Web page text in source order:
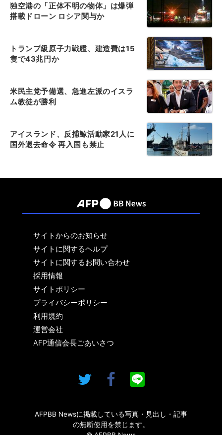
独空港の「正体不明の物体」は爆弾
搭載ドローン ロシア関与か
トランプ級原子力戦艦、建造費は15
隻で43兆円か
米民主党予備選、急進左派のイスラ
ム教徒が勝利
アイスランド、反捕鯨活動家21人に
国外退去命令 再入国も禁止
サイトからのお知らせ
サイトに関するヘルプ
サイトに関するお問い合わせ
採用情報
サイトポリシー
プライバシーポリシー
利用規約
運営会社
AFP通信会長ごあいさつ
AFPBB Newsに掲載している写真・見出し・記事
の無断使用を禁じます。